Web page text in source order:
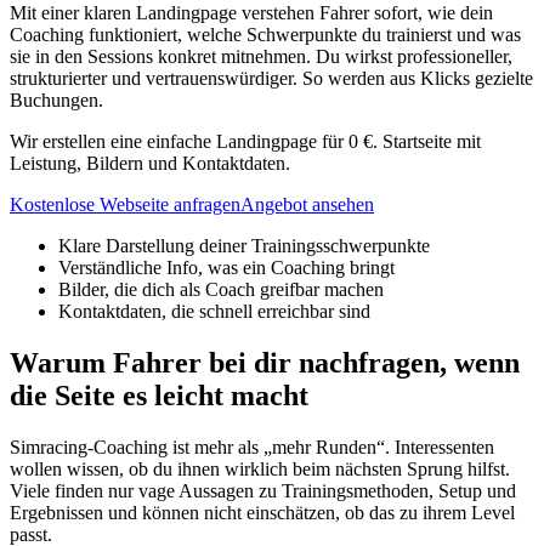
Mit einer klaren Landingpage verstehen Fahrer sofort, wie dein
Coaching funktioniert, welche Schwerpunkte du trainierst und was
sie in den Sessions konkret mitnehmen. Du wirkst professioneller,
strukturierter und vertrauenswürdiger. So werden aus Klicks gezielte
Buchungen.
Wir erstellen eine einfache Landingpage für 0 €. Startseite mit
Leistung, Bildern und Kontaktdaten.
Kostenlose Webseite anfragenAngebot ansehen
Klare Darstellung deiner Trainingsschwerpunkte
Verständliche Info, was ein Coaching bringt
Bilder, die dich als Coach greifbar machen
Kontaktdaten, die schnell erreichbar sind
Warum Fahrer bei dir nachfragen, wenn
die Seite es leicht macht
Simracing-Coaching ist mehr als „mehr Runden“. Interessenten
wollen wissen, ob du ihnen wirklich beim nächsten Sprung hilfst.
Viele finden nur vage Aussagen zu Trainingsmethoden, Setup und
Ergebnissen und können nicht einschätzen, ob das zu ihrem Level
passt.